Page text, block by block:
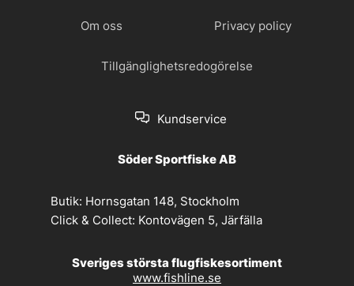
Om oss Privacy policy
Tillgänglighetsredogörelse
Kundservice
Söder Sportfiske AB
Butik: Hornsgatan 148, Stockholm
Click & Collect: Kontovägen 5, Järfälla
Sveriges största flugfiskesortiment
www.fishline.se